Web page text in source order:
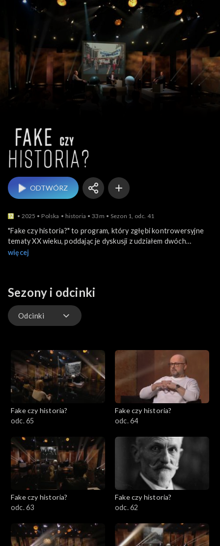
Fake czy historia?
ODTWÓRZ
2025 Polska historia 33m Sezon 1, odc. 41
"Fake czy historia?" to program, który zgłębi kontrowersyjne
tematy XX wieku, poddając je dyskusji z udziałem dwóch
ekspertów o odmiennych poglądach.
więcej
Sezony i odcinki
Odcinki
Fake czy historia?
odc. 65
Fake czy historia?
odc. 64
Fake czy historia?
odc. 63
Fake czy historia?
odc. 62